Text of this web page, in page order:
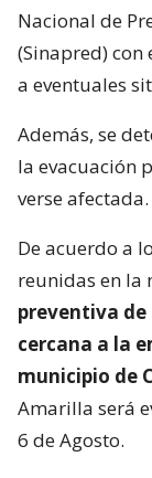
Nacional de
(Sinapred)
a eventuales
Además, se
la evacuación
verse afectada.
De acuerdo a
reunidas en la
preventiva de
cercana a la
municipio de
Amarilla será
6 de Agosto.